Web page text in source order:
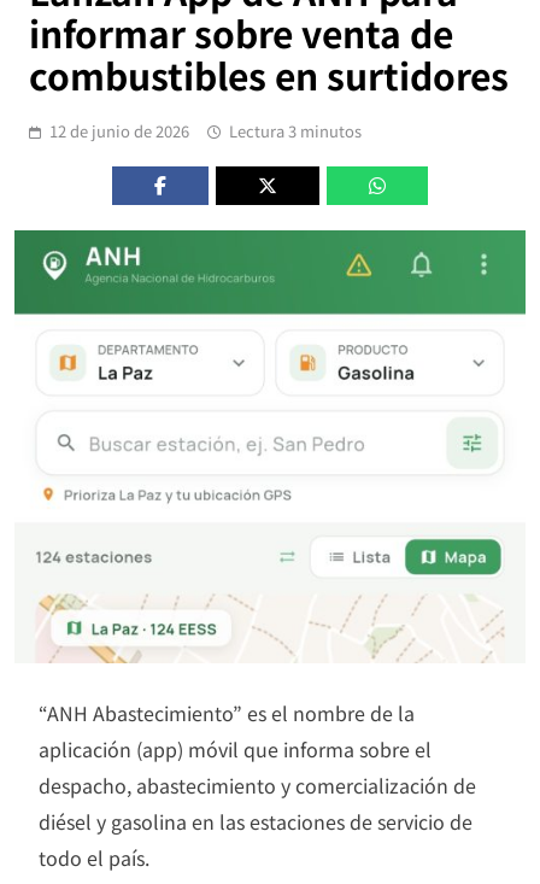
informar sobre venta de
combustibles en surtidores
12 de junio de 2026 Lectura 3 minutos
“ANH Abastecimiento” es el nombre de la
aplicación (app) móvil que informa sobre el
despacho, abastecimiento y comercialización de
diésel y gasolina en las estaciones de servicio de
todo el país.